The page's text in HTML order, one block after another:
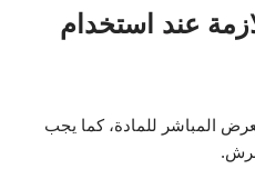
عند استخدام
المباشر للمادة، كما يجب